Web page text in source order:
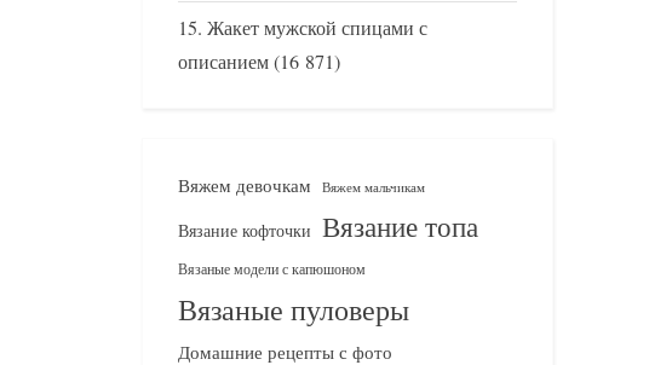
Жакет мужской спицами с
описанием(16 871)
Вяжем девочкам Вяжем мальчикам
Вязание кофточки Вязание топа
Вязаные модели с капюшоном
Вязаные пуловеры
Домашние рецепты с фото